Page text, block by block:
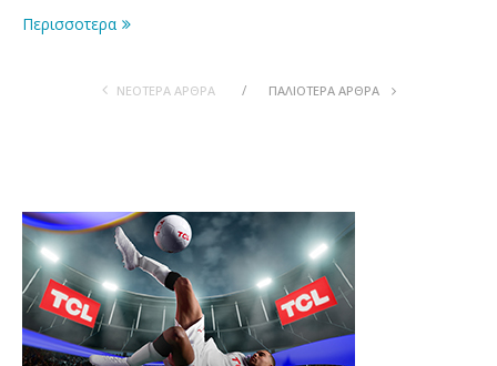
Περισσοτερα
ΝΕΟΤΕΡΑ ΆΡΘΡΑ ΠΑΛΙOΤΕΡΑ ΆΡΘΡΑ